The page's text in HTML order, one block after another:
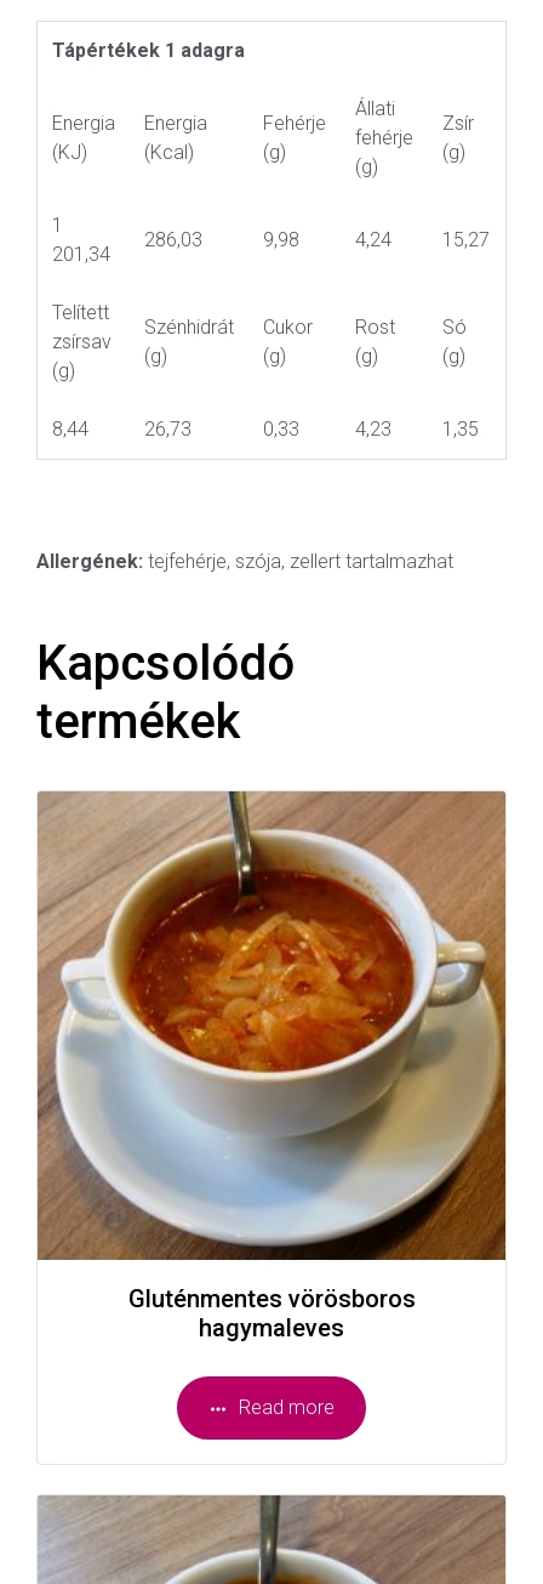
Tápértékek 1 adagra
Energia
(KJ)
Energia
(Kcal)
Fehérje
(g)
Állati
fehérje
(g)
Zsír
(g)
1
201,34
286,03 9,98 4,24 15,27
Telített
zsírsav
(g)
Szénhidrát
(g)
Cukor
(g)
Rost
(g)
Só
(g)
8,44 26,73 0,33 4,23 1,35
Allergének: tejfehérje, szója, zellert tartalmazhat
Kapcsolódó
termékek
Gluténmentes vörösboros
hagymaleves
Read more